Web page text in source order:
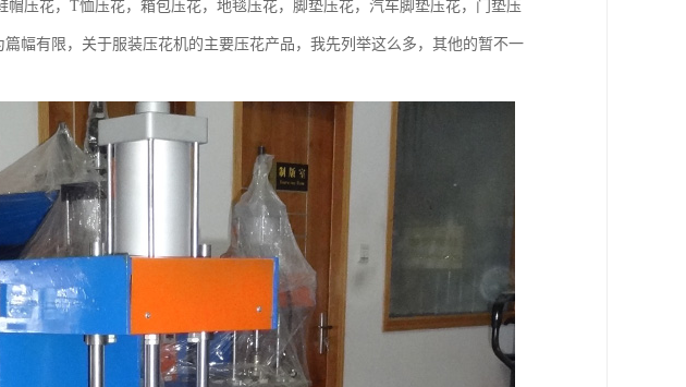
压花，T恤压花，箱包压花，地毯压花，脚垫压花，汽车脚垫压花，门垫压
幅有限，关于服装压花机的主要压花产品，我先列举这么多，其他的暂不一